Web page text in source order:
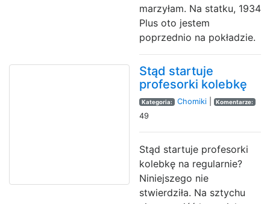
marzyłam. Na statku, 1934
Plus oto jestem
poprzednio na pokładzie.
Stąd startuje
profesorki kolebkę
Kategoria: Chomiki| Komentarze:
49
Stąd startuje profesorki
kolebkę na regularnie?
Niniejszego nie
stwierdziła. Na sztychu